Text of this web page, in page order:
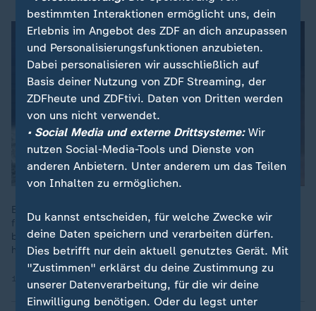
Eine olympische Zeitreise von 1924 bis 2024. Die Doku zeigt
frühe Stars wie Paavo Nurmi oder Johnny Weissmüller und
beleuchtet, wie sich Training und Technik im Sport entwickelt
haben.
19.07.2024 | 29:14 min
bestimmten Interaktionen ermöglicht uns, dein
Erlebnis im Angebot des ZDF an dich anzupassen
und Personalisierungsfunktionen anzubieten.
Dabei personalisieren wir ausschließlich auf
Basis deiner Nutzung von ZDF Streaming, der
ZDFheute und ZDFtivi. Daten von Dritten werden
von uns nicht verwendet.
• Social Media und externe Drittsysteme:Wir
nutzen Social-Media-Tools und Dienste von
anderen Anbietern. Unter anderem um das Teilen
von Inhalten zu ermöglichen.
Du kannst entscheiden, für welche Zwecke wir
deine Daten speichern und verarbeiten dürfen.
Dies betrifft nur dein aktuell genutztes Gerät. Mit
"Zustimmen" erklärst du deine Zustimmung zu
unserer Datenverarbeitung, für die wir deine
Einwilligung benötigen. Oder du legst unter